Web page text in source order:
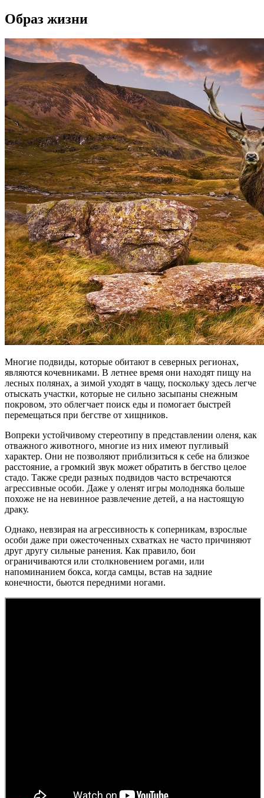
Образ жизни
Многие подвиды, которые обитают в северных регионах,
являются кочевниками. В летнее время они находят пищу на
лесных полянах, а зимой уходят в чащу, поскольку здесь легче
отыскать участки, которые не сильно засыпаны снежным
покровом, это облегчает поиск еды и помогает быстрей
перемещаться при бегстве от хищников.
Вопреки устойчивому стереотипу в представлении оленя, как
отважного животного, многие из них имеют пугливый
характер. Они не позволяют приблизиться к себе на близкое
расстояние, а громкий звук может обратить в бегство целое
стадо. Также среди разных подвидов часто встречаются
агрессивные особи. Даже у оленят игры молодняка больше
похоже не на невинное развлечение детей, а на настоящую
драку.
Однако, невзирая на агрессивность к соперникам, взрослые
особи даже при ожесточенных схватках не часто причиняют
друг другу сильные ранения. Как правило, бои
ограничиваются или столкновением рогами, или
напоминанием бокса, когда самцы, встав на задние
конечности, бьются передними ногами.